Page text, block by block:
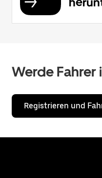
Werde Fahrer
Registrieren und